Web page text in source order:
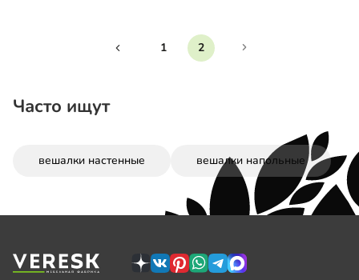
1 2
Часто ищут
вешалки настенные вешалки напольные